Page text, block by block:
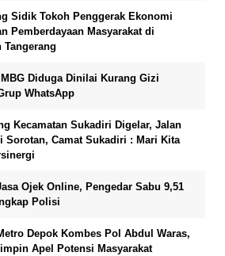
Sidik Tokoh Penggerak Ekonomi
Pemberdayaan Masyarakat di
Tangerang
Diduga Dinilai Kurang Gizi
WhatsApp
Kecamatan Sukadiri Digelar, Jalan
Sorotan, Camat Sukadiri : Mari Kita
Ojek Online, Pengedar Sabu 9,51
Polisi
Depok Kombes Pol Abdul Waras,
Apel Potensi Masyarakat